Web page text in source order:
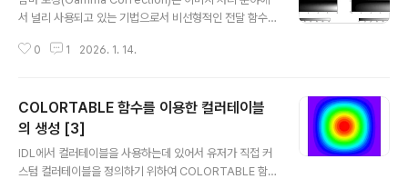
y_photo1.jpg', data, /GRAYSCALEHELP, data 사실
의를 위하여 READ_JPEG 명령을 GRAYSCALE 키워드
서 널리 사용되고 있는 기법으로서 비선형적인 전달 함수
도를 변형시키는 작업을 의미합니다. 이 기법에서 사용되
을 합니다. f(x) = gain*x^gamma+offset 물론 IDL에
서도 이러한 기법을 사용하는 것이 가능합니다. 어떻게 보
면 여기서 예전에 소개되었던 클리핑(Clipping) 기법 또는
히스토그램 균일화(Histogram Equalization) 기법과
유사한 맥락일 수도 있지만, 감마 보정 기법의 경우는 전달
0 1 2026. 1. 14.
COLORTABLE 함수를 이용한 컬러테이블
의 생성 [3]
IDL에서 컬러테이블을 사용하는데 있어서 유저가 직접 커
스텀 컬러테이블을 정의하기 위하여 COLORTABLE 함